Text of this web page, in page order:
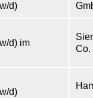
d)
d) im
Co.
d)